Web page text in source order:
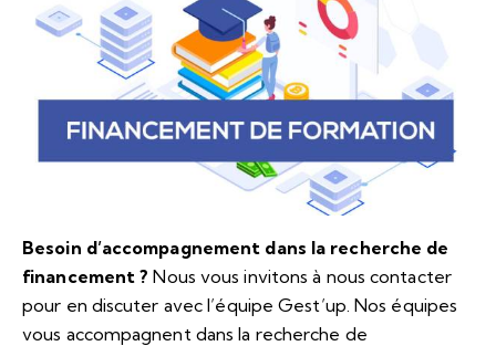
Besoin d’accompagnement dans la recherche de
financement ? Nous vous invitons à nous contacter
pour en discuter avec l’équipe Gest’up. Nos équipes
vous accompagnent dans la recherche de